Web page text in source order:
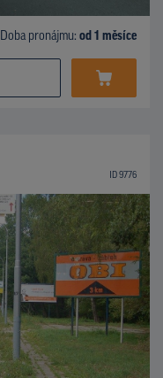
Doba pronájmu: od 1 měsíce
ID 9776